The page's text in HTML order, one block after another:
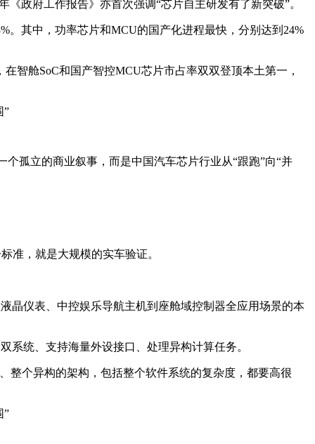
政府工作报告》亦首次强调“芯片自主研发有了新突破”。
。其中，功率芯片和MCU的国产化进程最快，分别达到24%
智舱SoC和国产智控MCU芯片市占率双双登顶本土第一，
孤立的商业叙事，而是中国汽车芯片行业从“跟跑”向“并
准，就是大规模的实车验证。
晶仪表、中控娱乐导航主机到座舱域控制器全应用场景的本
系统、支持海量外设接口、处理异构计算任务。
整个异构的架构，包括整个软件系统的复杂度，都要高很